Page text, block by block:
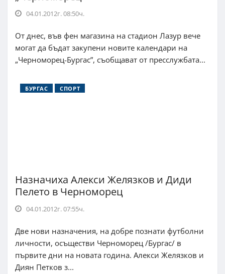
04.01.2012г. 08:50ч.
От днес, във фен магазина на стадион Лазур вече
могат да бъдат закупени новите календари на
„Черноморец-Бургас”, съобщават от пресслужбата...
БУРГАС СПОРТ
Назначиха Алекси Желязков и Диди
Пелето в Черноморец
04.01.2012г. 07:55ч.
Две нови назначения, на добре познати футболни
личности, осъществи Черноморец /Бургас/ в
първите дни на новата година. Алекси Желязков и
Диян Петков з...